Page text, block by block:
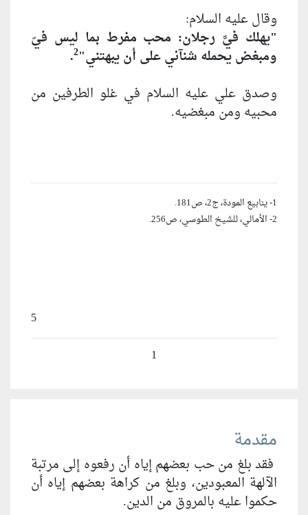
وقال عليه السلام:
"يهلك فيّ‏َ رجلان: محب مفرط بما ليس فيّ
ومبغض يحمله شنآني على أن يبهتني"2
.
وصدق علي عليه السلام في غلو الطرفين من
محبيه ومن مبغضيه.
1- ينابيع المودة، ج‏2، ص‏181.
2- الأمالي، للشيخ الطوسي، ص‏256.
5
1
مقدمة
فقد بلغ من حب بعضهم إياه أن رفعوه إلى مرتبة
الآلهة المعبودين، وبلغ من كراهة بعضهم إياه أن
حكموا عليه بالمروق من الدين.